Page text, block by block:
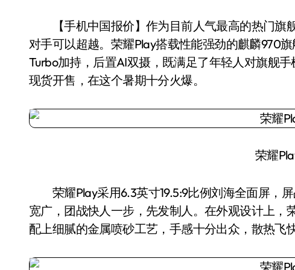
【手机中国报价】作为目前人气最高的热门旗舰手机之一，荣耀Play在2000元内的价位罕有
对手可以超越。荣耀Play搭载性能强劲的麒麟970
Turbo加持，后置AI双摄，既满足了年轻人对旗舰
现货开售，在这个暑期十分火爆。
荣耀
荣耀Play采用6.3英寸19.5:9比例刘海全面屏，屏
宽广，团战快人一步，先发制人。在外观设计上，
配上细腻的金属喷砂工艺，手感十分出众，散热飞